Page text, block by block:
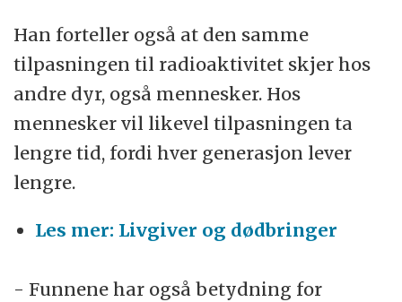
Han forteller også at den samme
tilpasningen til radioaktivitet skjer hos
andre dyr, også mennesker. Hos
mennesker vil likevel tilpasningen ta
lengre tid, fordi hver generasjon lever
lengre.
Les mer: Livgiver og dødbringer
- Funnene har også betydning for